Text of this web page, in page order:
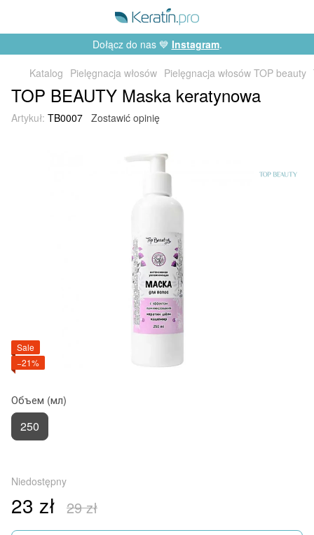
Dołącz do nas 💙 Instagram.
Katalog Pielęgnacja włosów Pielęgnacja włosów TOP beauty
TOP BEAUTY Maska keratynowa
Artykuł: TB0007 Zostawić opinię
Sale
−21%
Объем (мл)
250
Niedostępny
23 zł 29 zł